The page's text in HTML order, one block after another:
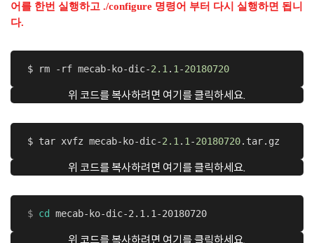
어를 한번 실행하고 ./configure 명령어 부터 다시 실행하면 됩니
다.
$ rm -rf mecab-ko-dic-2.1 . 1 -20180720
위 코드를 복사하려면 여기를 클릭하세요.
$ tar xvfz mecab-ko-dic-2.1 . 1 -20180720.tar.gz
위 코드를 복사하려면 여기를 클릭하세요.
$ cd mecab-ko-dic-2.1.1-20180720
위 코드를 복사하려면 여기를 클릭하세요.